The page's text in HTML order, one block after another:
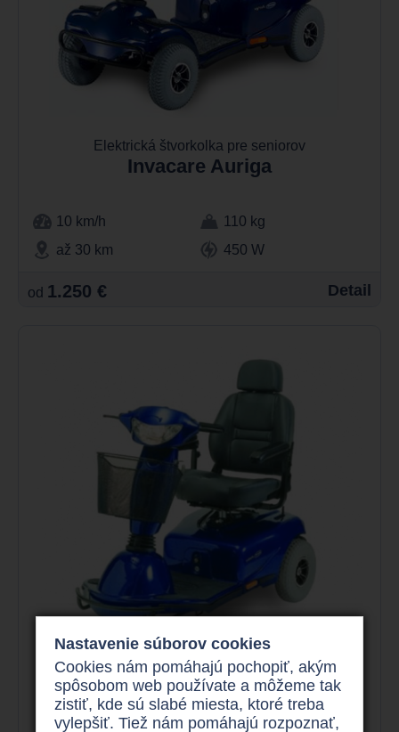
Elektrická štvorkolka pre seniorov
Invacare Auriga
10 km/h
110 kg
až 30 km
450 W
od 1.250 € Detail
Trojkolka pre dochodcov
Invacare Meteor 3
Nastavenie súborov cookies
Cookies nám pomáhajú pochopiť, akým
spôsobom web používate a môžeme tak
zistiť, kde sú slabé miesta, ktoré treba
vylepšiť. Tiež nám pomáhajú rozpoznať,